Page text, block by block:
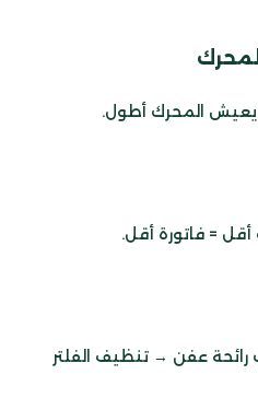
يعيش المحرك أطول.
= فاتورة أقل.
رائحة عفن → تنظيف الفلتر